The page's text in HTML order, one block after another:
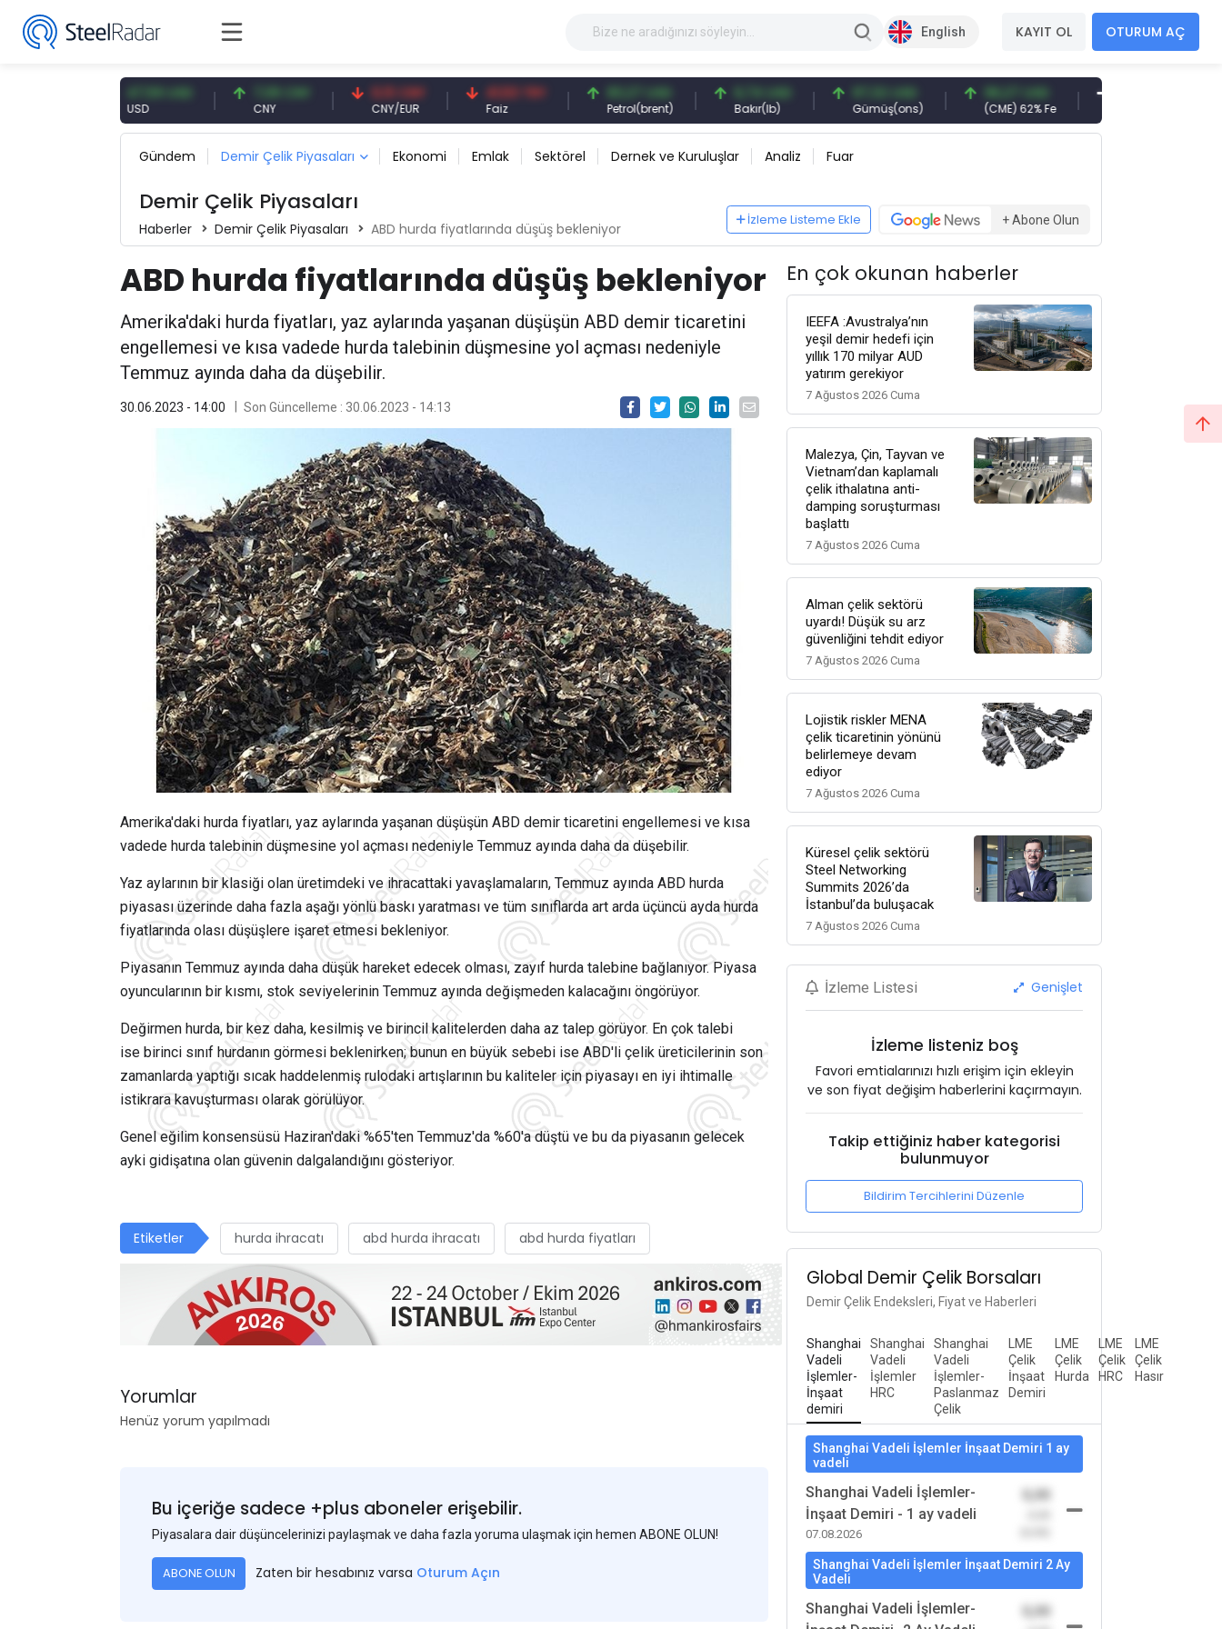
English KAYIT OL OTURUM AÇ
7,09 CNY
CNY
0,13 CNY
CNY/EUR
41,53 TRY
Faiz
83,27 USD
Petrol(brent)
6,74 USD
Bakır(lb)
97,32 USD
Gümüş(ons)
96,27 USD
(CME) 62% Fe
377,25 USD
Gemi Söküm
Gündem Demir Çelik Piyasaları Ekonomi Emlak Sektörel Dernek ve Kuruluşlar Analiz Fuar
Demir Çelik Piyasaları
Haberler Demir Çelik Piyasaları ABD hurda fiyatlarında düşüş bekleniyor
İzleme Listeme Ekle + Abone Olun
ABD hurda fiyatlarında düşüş bekleniyor
Amerika'daki hurda fiyatları, yaz aylarında yaşanan düşüşün ABD demir ticaretini
engellemesi ve kısa vadede hurda talebinin düşmesine yol açması nedeniyle
Temmuz ayında daha da düşebilir.
30.06.2023 - 14:00 Son Güncelleme : 30.06.2023 - 14:13
Amerika'daki hurda fiyatları, yaz aylarında yaşanan düşüşün ABD demir ticaretini engellemesi ve kısa
vadede hurda talebinin düşmesine yol açması nedeniyle Temmuz ayında daha da düşebilir.
Yaz aylarının bir klasiği olan üretimdeki ve ihracattaki yavaşlamaların, Temmuz ayında ABD hurda
piyasası üzerinde daha fazla aşağı yönlü baskı yaratması ve tüm sınıflarda art arda üçüncü ayda hurda
fiyatlarında olası düşüşlere işaret etmesi bekleniyor.
Piyasanın Temmuz ayında daha düşük hareket edecek olması, zayıf hurda talebine bağlanıyor. Piyasa
oyuncularının bir kısmı, stok seviyelerinin Temmuz ayında değişmeden kalacağını öngörüyor.
Değirmen hurda, bir kez daha, kesilmiş ve birincil kalitelerden daha az talep görüyor. En çok talebi
ise birinci sınıf hurdanın görmesi beklenirken; bunun en büyük sebebi ise ABD'li çelik üreticilerinin son
zamanlarda yaptığı sıcak haddelenmiş rulodaki artışlarının bu kaliteler için piyasayı en iyi ihtimalle
istikrara kavuşturması olarak görülüyor.
Genel eğilim konsensüsü Haziran'daki %65'ten Temmuz'da %60'a düştü ve bu da piyasanın gelecek
ayki gidişatına olan güvenin dalgalandığını gösteriyor.
Etiketler hurda ihracatı abd hurda ihracatı abd hurda fiyatları
Yorumlar
Henüz yorum yapılmadı
Bu içeriğe sadece +plus aboneler erişebilir.
Piyasalara dair düşüncelerinizi paylaşmak ve daha fazla yoruma ulaşmak için hemen ABONE OLUN!
ABONE OLUN Zaten bir hesabınız varsa Oturum Açın
En çok okunan haberler
IEEFA :Avustralya’nın
yeşil demir hedefi için
yıllık 170 milyar AUD
yatırım gerekiyor
7 Ağustos 2026 Cuma
Malezya, Çin, Tayvan ve
Vietnam’dan kaplamalı
çelik ithalatına anti-
damping soruşturması
başlattı
7 Ağustos 2026 Cuma
Alman çelik sektörü
uyardı! Düşük su arz
güvenliğini tehdit ediyor
7 Ağustos 2026 Cuma
Lojistik riskler MENA
çelik ticaretinin yönünü
belirlemeye devam
ediyor
7 Ağustos 2026 Cuma
Küresel çelik sektörü
Steel Networking
Summits 2026’da
İstanbul’da buluşacak
7 Ağustos 2026 Cuma
İzleme Listesi Genişlet
İzleme listeniz boş
Favori emtialarınızı hızlı erişim için ekleyin
ve son fiyat değişim haberlerini kaçırmayın.
Takip ettiğiniz haber kategorisi
bulunmuyor
Bildirim Tercihlerini Düzenle
Global Demir Çelik Borsaları
Demir Çelik Endeksleri, Fiyat ve Haberleri
Shanghai
Vadeli
İşlemler-
İnşaat
demiri
Shanghai
Vadeli
İşlemler
HRC
Shanghai
Vadeli
İşlemler-
Paslanmaz
Çelik
LME
Çelik
İnşaat
Demiri
LME
Çelik
Hurda
LME
Çelik
HRC
LME
Çelik
Hasır
Shanghai Vadeli İşlemler İnşaat Demiri 1 ay
vadeli
Shanghai Vadeli İşlemler-
İnşaat Demiri - 1 ay vadeli
07.08.2026
0,00
Shanghai Vadeli İşlemler İnşaat Demiri 2 Ay
Vadeli
Shanghai Vadeli İşlemler-
0,00